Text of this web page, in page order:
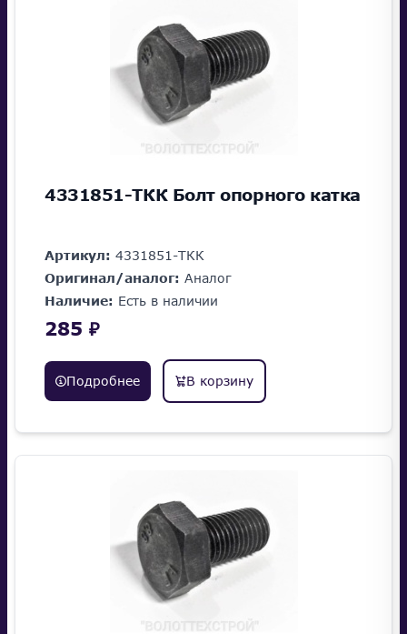
4331851-ТКК Болт опорного катка
Артикул: 4331851-ТКК
Оригинал/аналог: Аналог
Наличие: Есть в наличии
285 ₽
Подробнее В корзину